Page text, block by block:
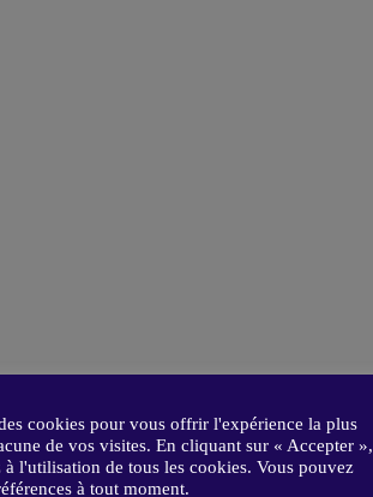
cookies pour vous offrir l'expérience la plus
de vos visites. En cliquant sur « Accepter »,
à l'utilisation de tous les cookies. Vous pouvez
à tout moment.